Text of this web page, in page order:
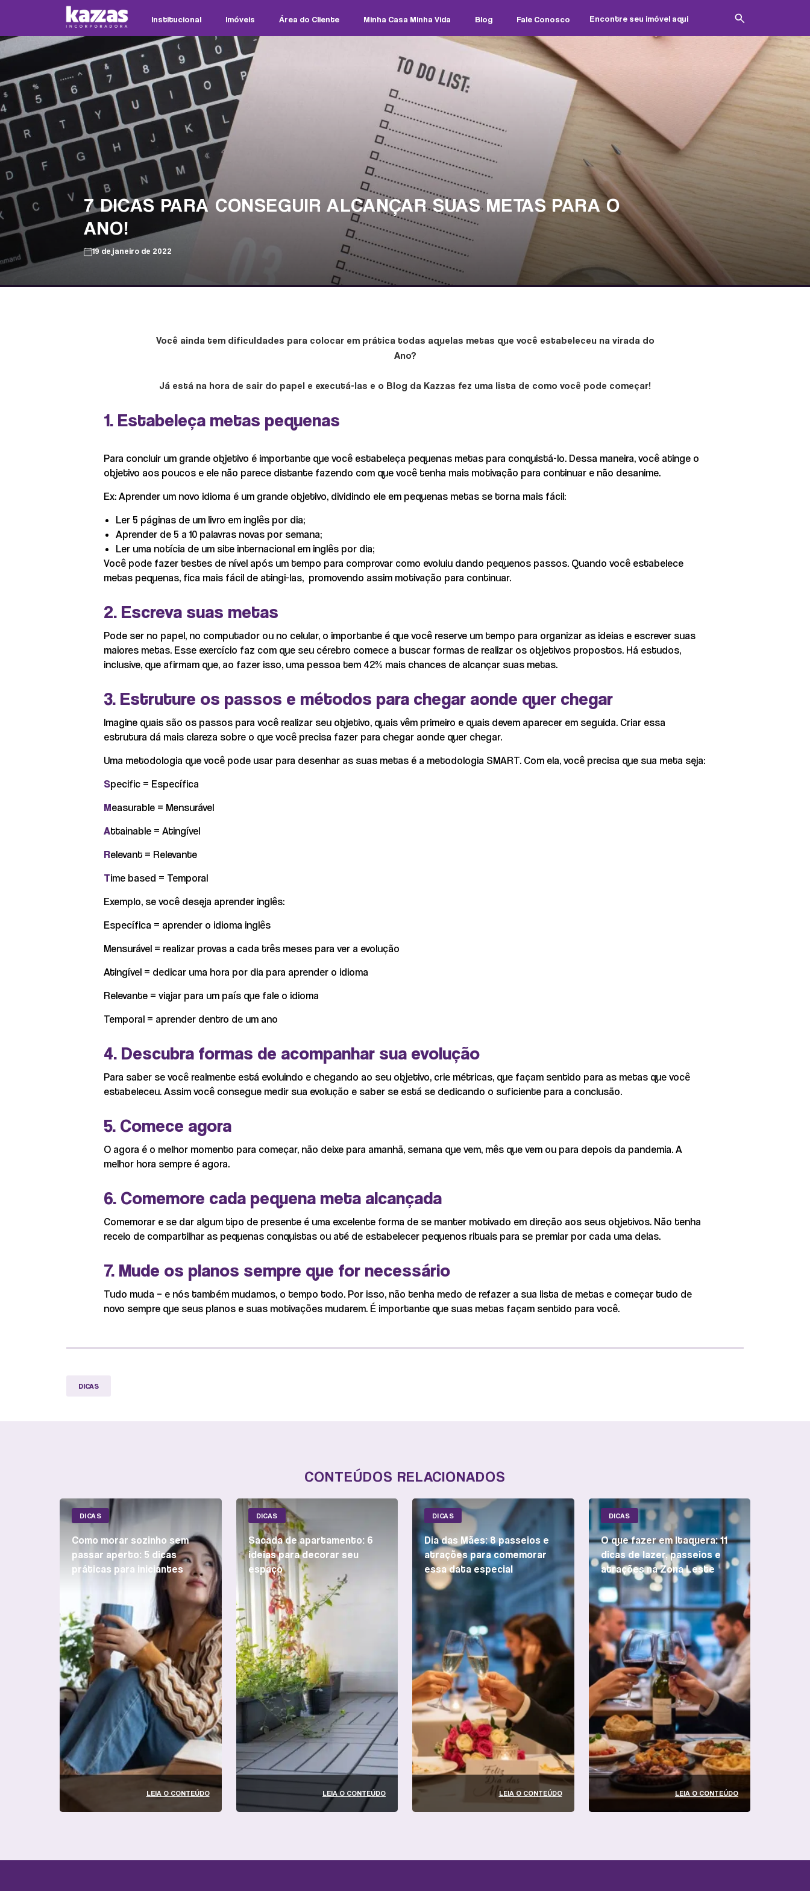
Institucional Imóveis Área do Cliente Minha Casa Minha Vida Blog Fale Conosco
7 DICAS PARA CONSEGUIR ALCANÇAR SUAS METAS PARA O
ANO!
19 de janeiro de 2022
Você ainda tem dificuldades para colocar em prática todas aquelas metas que você estabeleceu na virada do
Ano?
Já está na hora de sair do papel e executá-las e o Blog da Kazzas fez uma lista de como você pode começar!
1. Estabeleça metas pequenas
Para concluir um grande objetivo é importante que você estabeleça pequenas metas para conquistá-lo. Dessa maneira, você atinge o
objetivo aos poucos e ele não parece distante fazendo com que você tenha mais motivação para continuar e não desanime.
Ex: Aprender um novo idioma é um grande objetivo, dividindo ele em pequenas metas se torna mais fácil:
Ler 5 páginas de um livro em inglês por dia;
Aprender de 5 a 10 palavras novas por semana;
Ler uma notícia de um site internacional em inglês por dia;
Você pode fazer testes de nível após um tempo para comprovar como evoluiu dando pequenos passos. Quando você estabelece
metas pequenas, fica mais fácil de atingi-las, promovendo assim motivação para continuar.
2. Escreva suas metas
Pode ser no papel, no computador ou no celular, o importante é que você reserve um tempo para organizar as ideias e escrever suas
maiores metas. Esse exercício faz com que seu cérebro comece a buscar formas de realizar os objetivos propostos. Há estudos,
inclusive, que afirmam que, ao fazer isso, uma pessoa tem 42% mais chances de alcançar suas metas.
3. Estruture os passos e métodos para chegar aonde quer chegar
Imagine quais são os passos para você realizar seu objetivo, quais vêm primeiro e quais devem aparecer em seguida. Criar essa
estrutura dá mais clareza sobre o que você precisa fazer para chegar aonde quer chegar.
Uma metodologia que você pode usar para desenhar as suas metas é a metodologia SMART. Com ela, você precisa que sua meta seja:
Specific = Específica
Measurable = Mensurável
Attainable = Atingível
Relevant = Relevante
Time based = Temporal
Exemplo, se você deseja aprender inglês:
Específica = aprender o idioma inglês
Mensurável = realizar provas a cada três meses para ver a evolução
Atingível = dedicar uma hora por dia para aprender o idioma
Relevante = viajar para um país que fale o idioma
Temporal = aprender dentro de um ano
4. Descubra formas de acompanhar sua evolução
Para saber se você realmente está evoluindo e chegando ao seu objetivo, crie métricas, que façam sentido para as metas que você
estabeleceu. Assim você consegue medir sua evolução e saber se está se dedicando o suficiente para a conclusão.
5. Comece agora
O agora é o melhor momento para começar, não deixe para amanhã, semana que vem, mês que vem ou para depois da pandemia. A
melhor hora sempre é agora.
6. Comemore cada pequena meta alcançada
Comemorar e se dar algum tipo de presente é uma excelente forma de se manter motivado em direção aos seus objetivos. Não tenha
receio de compartilhar as pequenas conquistas ou até de estabelecer pequenos rituais para se premiar por cada uma delas.
7. Mude os planos sempre que for necessário
Tudo muda – e nós também mudamos, o tempo todo. Por isso, não tenha medo de refazer a sua lista de metas e começar tudo de
novo sempre que seus planos e suas motivações mudarem. É importante que suas metas façam sentido para você.
DICAS
CONTEÚDOS RELACIONADOS
DICAS
Como morar sozinho sem
passar aperto: 5 dicas
práticas para iniciantes
LEIA O CONTEÚDO
DICAS
Sacada de apartamento: 6
ideias para decorar seu
espaço
LEIA O CONTEÚDO
DICAS
Dia das Mães: 8 passeios e
atrações para comemorar
essa data especial
LEIA O CONTEÚDO
DICAS
O que fazer em Itaquera: 11
dicas de lazer, passeios e
atrações na Zona Leste
LEIA O CONTEÚDO